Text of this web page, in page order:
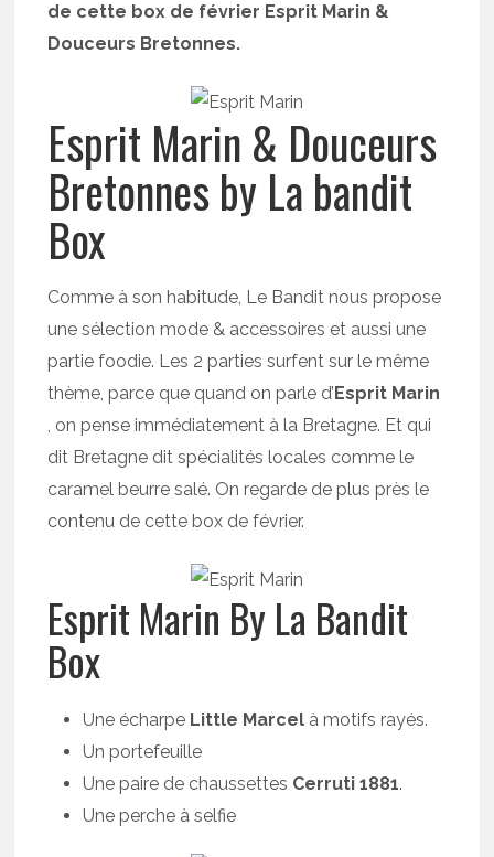
de cette box de février Esprit Marin &
Douceurs Bretonnes.
Esprit Marin & Douceurs
Bretonnes by La bandit
Box
Comme à son habitude, Le Bandit nous propose
une sélection mode & accessoires et aussi une
partie foodie. Les 2 parties surfent sur le même
thème, parce que quand on parle d’Esprit Marin
, on pense immédiatement à la Bretagne. Et qui
dit Bretagne dit spécialités locales comme le
caramel beurre salé. On regarde de plus près le
contenu de cette box de février.
Esprit Marin By La Bandit
Box
Une écharpe Little Marcel à motifs rayés.
Un portefeuille
Une paire de chaussettes Cerruti 1881.
Une perche à selfie